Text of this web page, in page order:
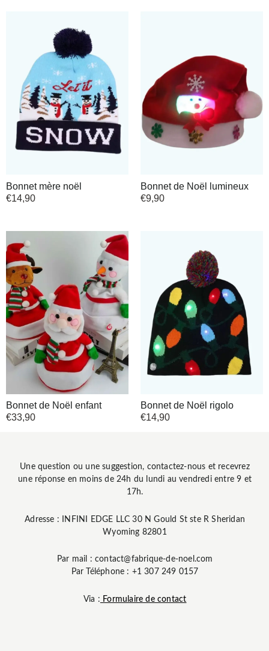
Bonnet mère noël
€14,90
Bonnet de Noël lumineux
€9,90
Bonnet de Noël enfant
€33,90
Bonnet de Noël rigolo
€14,90
Une question ou une suggestion, contactez-nous et recevrez
une réponse en moins de 24h du lundi au vendredi entre 9 et
17h.
Adresse : INFINI EDGE LLC 30 N Gould St ste R Sheridan
Wyoming 82801
Par mail : contact@fabrique-de-noel.com
Par Téléphone : +1 307 249 0157
Via : Formulaire de contact